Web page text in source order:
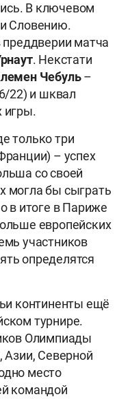
В ключевом
Словению.
матча
. Некстати
Чебуль–
22) и шквал
игры.
только три
– успех
со своей
могла бы сыграть
в итоге в Париже
европейских
участников
определятся
континенты ещё
турнире.
Олимпиады
Азии, Северной
место
командой